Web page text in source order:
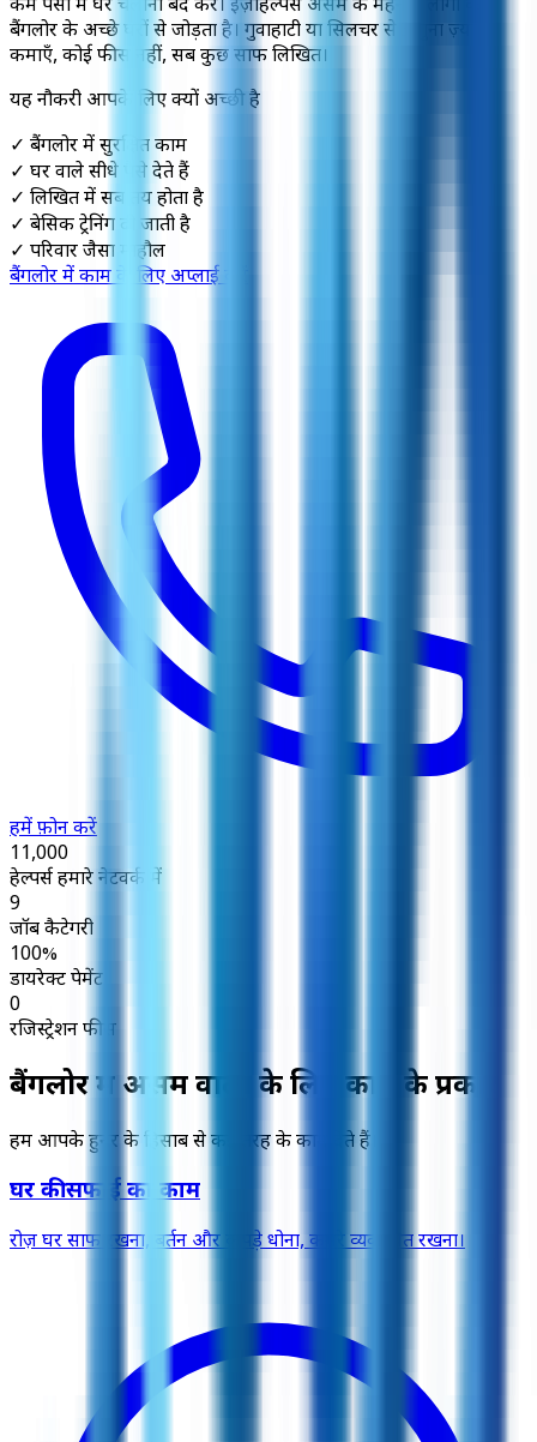
कम पैसों में घर चलाना बंद करें। ईज़ीहेल्पर्स असम के मेहनती लोगों को
बैंगलोर के अच्छे घरों से जोड़ता है। गुवाहाटी या सिलचर से 3 गुना ज़्यादा
कमाएँ, कोई फीस नहीं, सब कुछ साफ लिखित।
यह नौकरी आपके लिए क्यों अच्छी है
✓ बैंगलोर में सुरक्षित काम
✓ घर वाले सीधे पैसे देते हैं
✓ लिखित में सब तय होता है
✓ बेसिक ट्रेनिंग दी जाती है
✓ परिवार जैसा माहौल
बैंगलोर में काम के लिए अप्लाई करें
हमें फ़ोन करें
11,000
हेल्पर्स हमारे नेटवर्क में
9
जॉब कैटेगरी
100%
डायरेक्ट पेमेंट
₹0
रजिस्ट्रेशन फीस
बैंगलोर में असम वालों के लिए काम के प्रकार
हम आपके हुनर के हिसाब से कई तरह के काम देते हैं।
घर की सफाई का काम
रोज़ घर साफ रखना, बर्तन और कपड़े धोना, कमरे व्यवस्थित रखना।